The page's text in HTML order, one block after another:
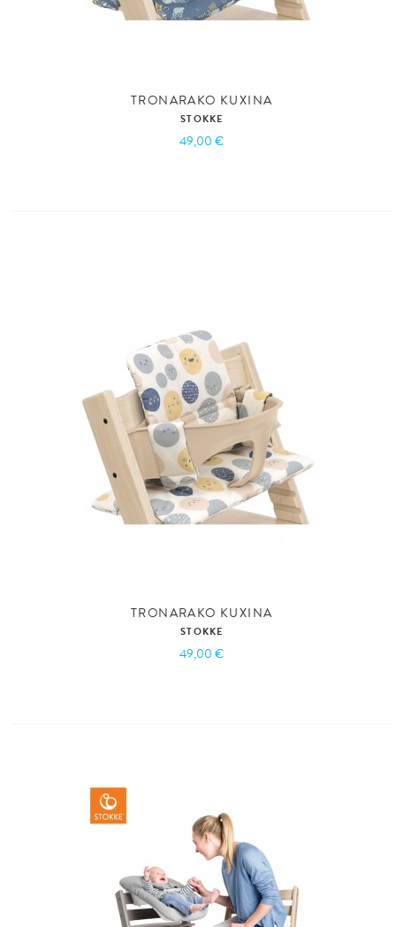
TRONARAKO KUXINA
STOKKE
49,00 €
TRONARAKO KUXINA
STOKKE
49,00 €